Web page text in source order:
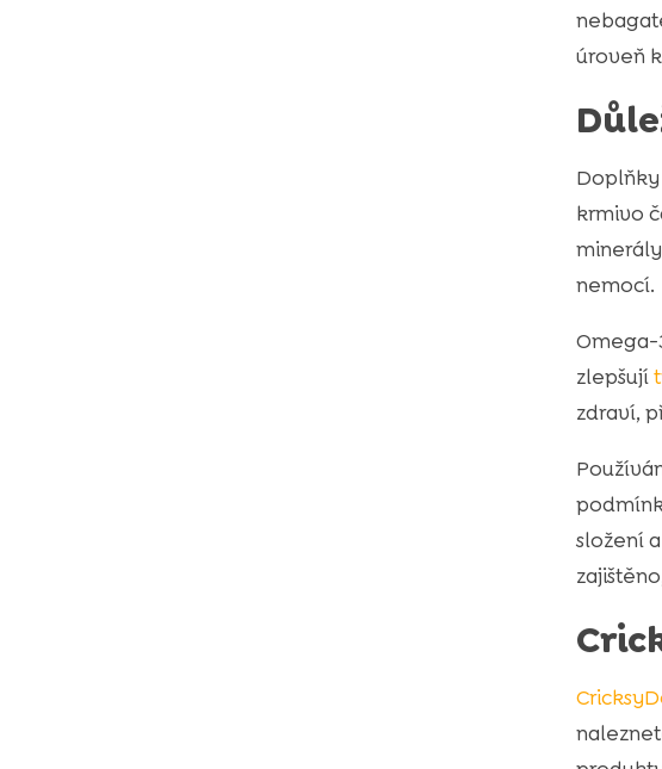
úroveň
Doplňky
krmivo
nemocí.
Omega-
zlepšují
zdraví,
složení